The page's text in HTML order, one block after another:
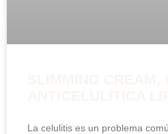
La celulitis es un problema